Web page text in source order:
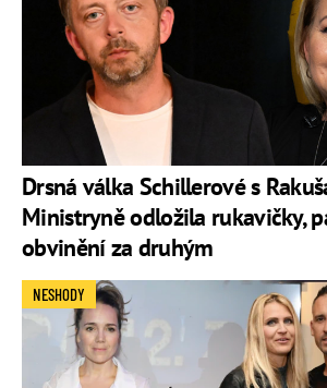
Drsná válka Schillerové s
Ministryně odložila rukavičky,
obvinění za druhým
NESHODY